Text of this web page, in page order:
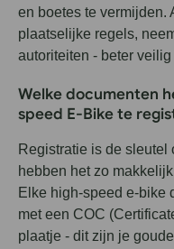
en boetes te vermijden.
plaatselijke regels,
autoriteiten - beter veilig
Welke documenten
speed E-Bike te
Registratie is de
hebben het zo
Elke high-speed e-bike
met een COC
plaatje - dit zijn je